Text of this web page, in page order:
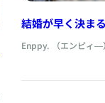
結婚が早く決まる人 —スペックよ
Enppy. （エンピィ―